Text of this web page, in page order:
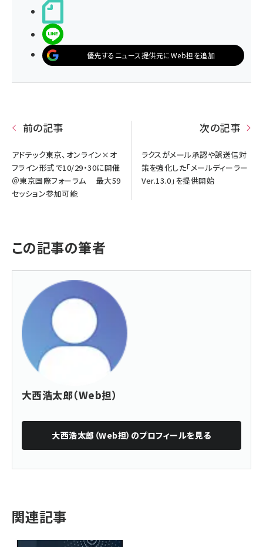
優先するニュース提供元にWeb担を追加
前の記事
アドテック東京、オンライン×オ
フライン形式で10/29・30に開催
＠東京国際フォーラム 最大59
セッション参加可能
次の記事
ラクスがメール承認や誤送信対
策を強化した「メールディーラー
Ver.13.0」を提供開始
この記事の筆者
大西浩太郎（Web担）
大西浩太郎（Web担） のプロフィールを見る
関連記事